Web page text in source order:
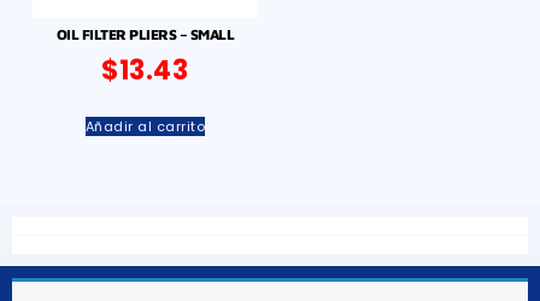
OIL FILTER PLIERS – SMALL
$13.43
Añadir al carrito